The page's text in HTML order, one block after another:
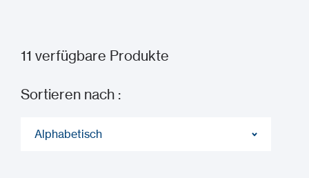
11 verfügbare Produkte
Sortieren nach :
Alphabetisch